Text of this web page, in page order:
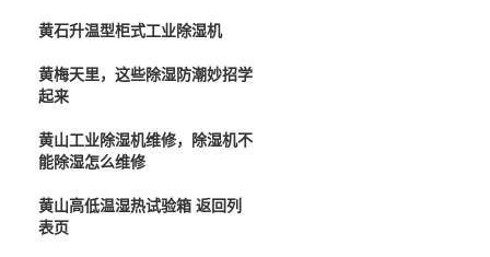
黄石升温型柜式工业除湿机
黄梅天里，这些除湿防潮妙招学
起来
黄山工业除湿机维修，除湿机不
能除湿怎么维修
黄山高低温湿热试验箱 返回列
表页